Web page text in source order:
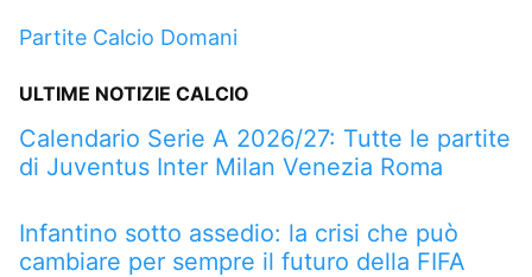
Partite Calcio Domani
ULTIME NOTIZIE CALCIO
Calendario Serie A 2026/27: Tutte le partite
di Juventus Inter Milan Venezia Roma
Infantino sotto assedio: la crisi che può
cambiare per sempre il futuro della FIFA